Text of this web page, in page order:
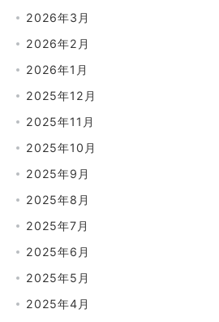
2026年3月
2026年2月
2026年1月
2025年12月
2025年11月
2025年10月
2025年9月
2025年8月
2025年7月
2025年6月
2025年5月
2025年4月